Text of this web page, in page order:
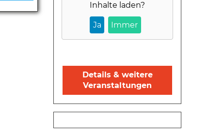
Inhalte laden?
Ja Immer
Details & weitere
Veranstaltungen